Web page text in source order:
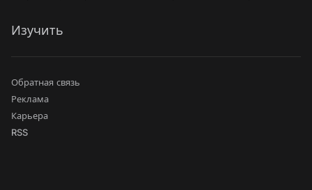
Изучить
Обратная связь
Реклама
Карьера
RSS